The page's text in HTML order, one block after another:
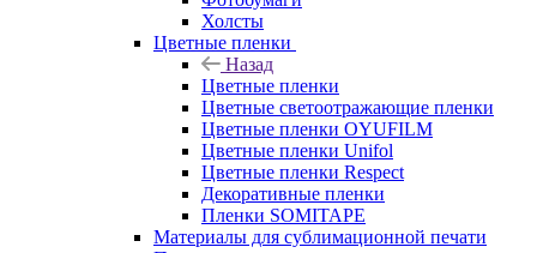
Холсты
Цветные пленки
Назад
Цветные пленки
Цветные светоотражающие пленки
Цветные пленки OYUFILM
Цветные пленки Unifol
Цветные пленки Respect
Декоративные пленки
Пленки SOMITAPE
Материалы для сублимационной печати